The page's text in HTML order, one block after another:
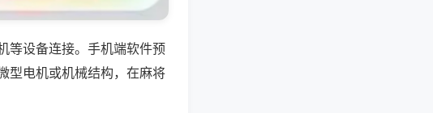
等设备连接。手机端软件预
型电机或机械结构，在麻将